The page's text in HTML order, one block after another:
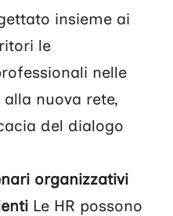
insieme ai
le
nelle
nuova rete,
del dialogo
organizzativi
Le HR possono